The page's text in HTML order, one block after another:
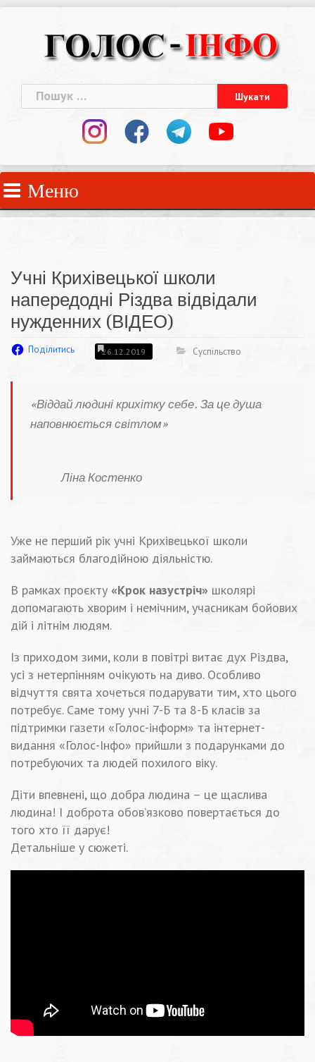
Пошук:
Меню
Учні Крихівецької школи
напередодні Різдва відвідали
нужденних (ВІДЕО)
Поділитись 26.12.2019 Суспільство
«Віддай людині крихітку себе. За це душа
наповнюється світлом»
Ліна Костенко
Уже не перший рік учні Крихівецької школи
займаються благодійною діяльністю.
В рамках проєкту «Крок назустріч» школярі
допомагають хворим і немічним, учасникам бойових
дій і літнім людям.
Із приходом зими, коли в повітрі витає дух Різдва,
усі з нетерпінням очікують на диво. Особливо
відчуття свята хочеться подарувати тим, хто цього
потребує. Саме тому учні 7-Б та 8-Б класів за
підтримки газети «Голос-інформ» та інтернет-
видання «Голос-Інфо» прийшли з подарунками до
потребуючих та людей похилого віку.
Діти впевнені, що добра людина – це щаслива
людина! І доброта обов’язково повертається до
того хто її дарує!
Детальніше у сюжеті.